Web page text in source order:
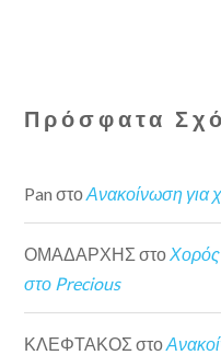
Πρόσφατα
Pan στοΑνακοίνωση για
ΟΜΑΔΑΡΧΗΣ στο
στο Precious
ΚΛΕΦΤΑΚΟΣ στο